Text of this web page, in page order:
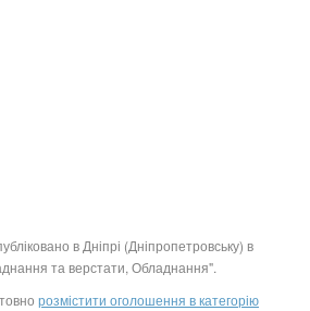
в Дніпрі (Дніпропетровську) в
та верстати, Обладнання".
розмістити оголошення в категорію